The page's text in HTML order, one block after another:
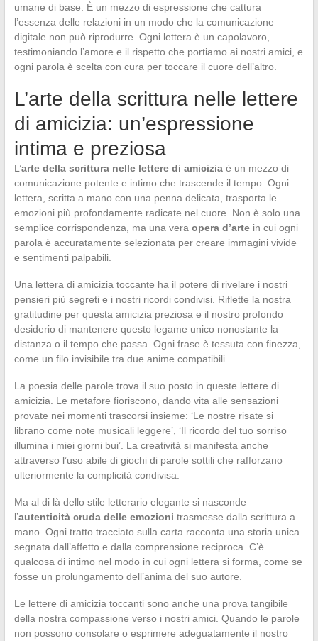
umane di base. È un mezzo di espressione che cattura
l’essenza delle relazioni in un modo che la comunicazione
digitale non può riprodurre. Ogni lettera è un capolavoro,
testimoniando l’amore e il rispetto che portiamo ai nostri amici, e
ogni parola è scelta con cura per toccare il cuore dell’altro.
L’arte della scrittura nelle lettere
di amicizia: un’espressione
intima e preziosa
L’arte della scrittura nelle lettere di amiciziaè un mezzo di
comunicazione potente e intimo che trascende il tempo. Ogni
lettera, scritta a mano con una penna delicata, trasporta le
emozioni più profondamente radicate nel cuore. Non è solo una
semplice corrispondenza, ma una vera opera d’artein cui ogni
parola è accuratamente selezionata per creare immagini vivide
e sentimenti palpabili.
Una lettera di amicizia toccante ha il potere di rivelare i nostri
pensieri più segreti e i nostri ricordi condivisi. Riflette la nostra
gratitudine per questa amicizia preziosa e il nostro profondo
desiderio di mantenere questo legame unico nonostante la
distanza o il tempo che passa. Ogni frase è tessuta con finezza,
come un filo invisibile tra due anime compatibili.
La poesia delle parole trova il suo posto in queste lettere di
amicizia. Le metafore fioriscono, dando vita alle sensazioni
provate nei momenti trascorsi insieme: ‘Le nostre risate si
librano come note musicali leggere’, ‘Il ricordo del tuo sorriso
illumina i miei giorni bui’. La creatività si manifesta anche
attraverso l’uso abile di giochi di parole sottili che rafforzano
ulteriormente la complicità condivisa.
Ma al di là dello stile letterario elegante si nasconde
l’autenticità cruda delle emozioni trasmesse dalla scrittura a
mano. Ogni tratto tracciato sulla carta racconta una storia unica
segnata dall’affetto e dalla comprensione reciproca. C’è
qualcosa di intimo nel modo in cui ogni lettera si forma, come se
fosse un prolungamento dell’anima del suo autore.
Le lettere di amicizia toccanti sono anche una prova tangibile
della nostra compassione verso i nostri amici. Quando le parole
non possono consolare o esprimere adeguatamente il nostro